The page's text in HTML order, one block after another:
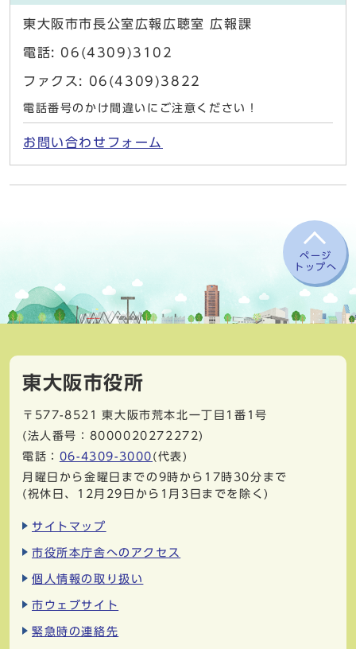
東大阪市市長公室広報広聴室 広報課
電話: 06(4309)3102
ファクス: 06(4309)3822
電話番号のかけ間違いにご注意ください！
お問い合わせフォーム
ページ
トップへ
東大阪市役所
〒577-8521
東大阪市荒本北一丁目1番1号
(法人番号：8000020272272)
電話： 06-4309-3000 (代表)
月曜日から金曜日までの9時から17時30分まで
(祝休日、12月29日から1月3日までを除く)
サイトマップ
市役所本庁舎へのアクセス
個人情報の取り扱い
市ウェブサイト
緊急時の連絡先